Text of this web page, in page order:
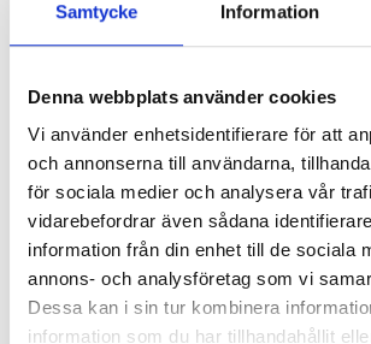
Samtycke Information
Denna webbplats använder cookies
Vi använder enhetsidentifierare för att
och annonserna till användarna,
för sociala medier och analysera vår
vidarebefordrar även sådana
information från din enhet till de sociala
annons- och analysföretag som vi
Dessa kan i sin tur kombinera
information som du har tillhandahållit
Så mycket tjänar
Så mycket tjänar 260 mediechefer